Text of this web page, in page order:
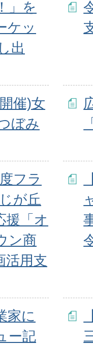
」を
ケッ
出
催)女
ぼみ
フラ
が丘
援「オ
ン商
活用支
家に
ー記